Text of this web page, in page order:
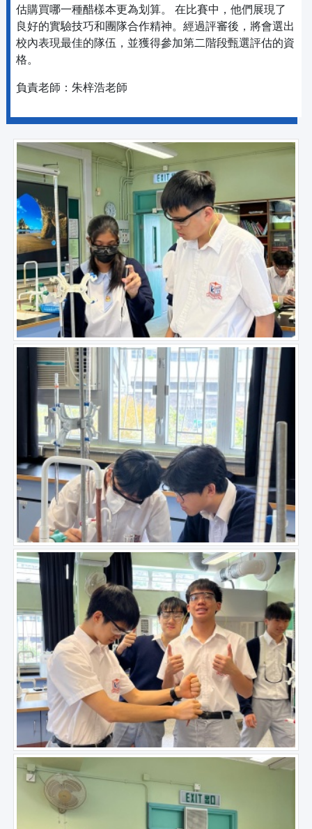
估購買哪一種醋樣本更為划算。 在比賽中，他們展現了
良好的實驗技巧和團隊合作精神。經過評審後，將會選出
校內表現最佳的隊伍，並獲得參加第二階段甄選評估的資
格。
負責老師：朱梓浩老師